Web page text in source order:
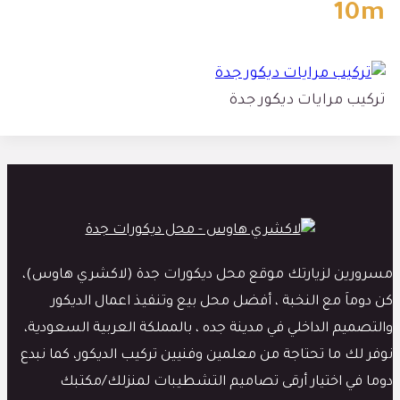
10m
تركيب مرايات ديكور جدة
مسرورين لزيارتك موقع محل ديكورات جدة (لاكشري هاوس)،
كن دوماَ مع النخبة ، أفضل محل بيع وتنفيذ اعمال الديكور
والتصميم الداخلي في مدينة جده ، بالمملكة العربية السعودية،
نوفر لك ما تحتاجة من معلمين وفنيين تركيب الديكور، كما نبدع
دوما في اختيار أرقى تصاميم التشطيبات لمنزلك/مكتبك